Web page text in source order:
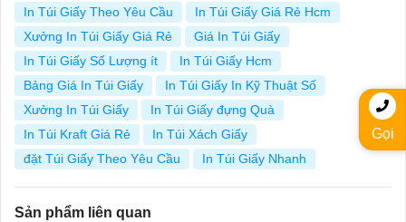
In Túi Giấy Theo Yêu Cầu
In Túi Giấy Giá Rẻ Hcm
Xưởng In Túi Giấy Giá Rẻ
Giá In Túi Giấy
In Túi Giấy Số Lượng ít
In Túi Giấy Hcm
Bảng Giá In Túi Giấy
In Túi Giấy In Kỹ Thuật Số
Xưởng In Túi Giấy
In Túi Giấy đựng Quà
In Túi Kraft Giá Rẻ
In Túi Xách Giấy
đặt Túi Giấy Theo Yêu Cầu
In Túi Giấy Nhanh
Sản phẩm liên quan
Gọi